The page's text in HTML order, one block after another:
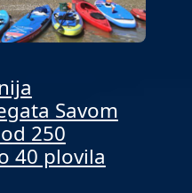
Savom
250
40 plovila